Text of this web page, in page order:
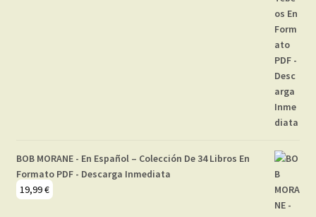
BOB MORANE - En Español – Colección De 34 Libros En
Formato PDF - Descarga Inmediata
19,99€